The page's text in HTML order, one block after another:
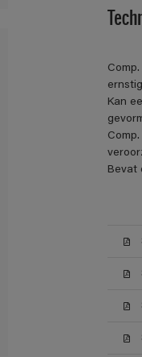
Kan
Bevat